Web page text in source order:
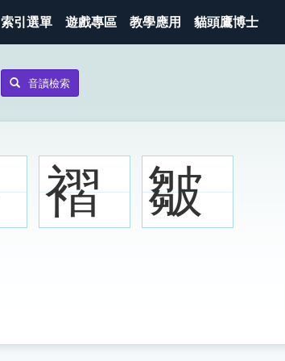
索引選單 遊戲專區 教學應用 貓頭鷹博士
音讀檢索
褶 皺